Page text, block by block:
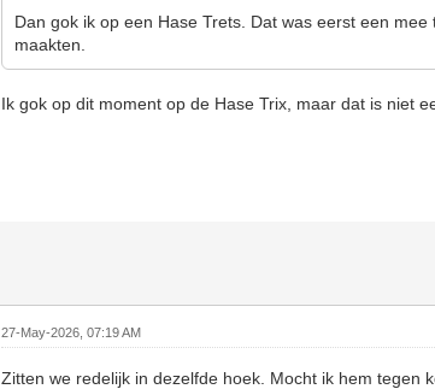
Dan gok ik op een Hase Trets. Dat was eerst een
maakten.
Ik gok op dit moment op de Hase Trix, maar dat is niet
27-May-2026, 07:19 AM
Zitten we redelijk in dezelfde hoek. Mocht ik hem tegen